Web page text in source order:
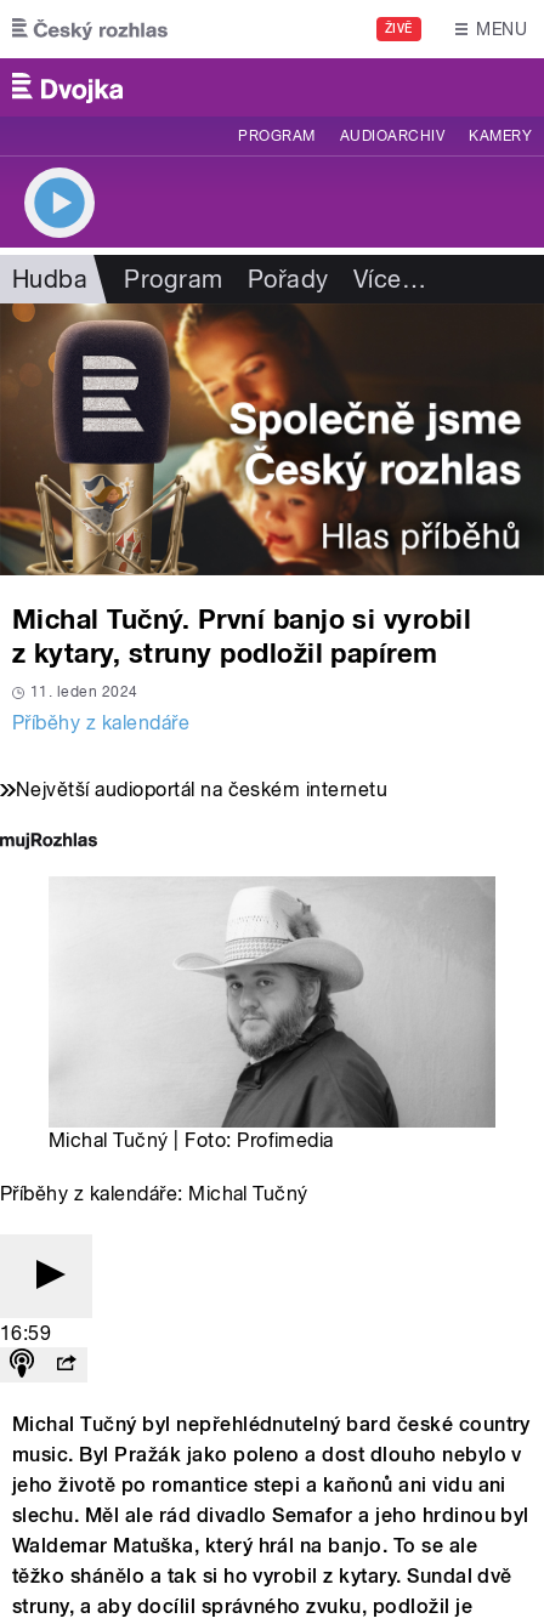
Přejít k hlavnímu obsahu
ŽIVĚ MENU
PROGRAM AUDIOARCHIV KAMERY
Hudba Program Pořady Více…
Michal Tučný. První banjo si vyrobil
z kytary, struny podložil papírem
11. leden 2024
Příběhy z kalendáře
Největší audioportál na českém internetu
Michal Tučný | Foto: Profimedia
Příběhy z kalendáře: Michal Tučný
16:59
Michal Tučný byl nepřehlédnutelný bard české country
music. Byl Pražák jako poleno a dost dlouho nebylo v
jeho životě po romantice stepi a kaňonů ani vidu ani
slechu. Měl ale rád divadlo Semafor a jeho hrdinou byl
Waldemar Matuška, který hrál na banjo. To se ale
těžko shánělo a tak si ho vyrobil z kytary. Sundal dvě
struny, a aby docílil správného zvuku, podložil je